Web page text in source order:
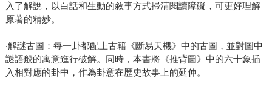
入了解說，以白話和生動的敘事方式掃清閱讀障礙，可更好理解
原著的精妙。
‧解謎古圖：每一卦都配上古籍《斷易天機》中的古圖，並對圖中
謎語般的寓意進行破解。同時，本書將《推背圖》中的六十象插
入相對應的卦中，作為卦意在歷史故事上的延伸。